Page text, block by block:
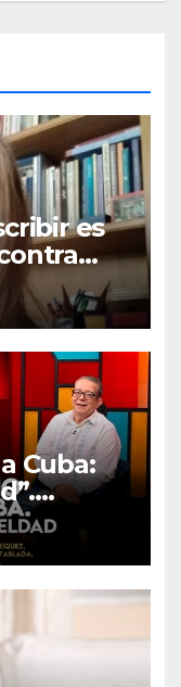
es
Cuba:
Johana